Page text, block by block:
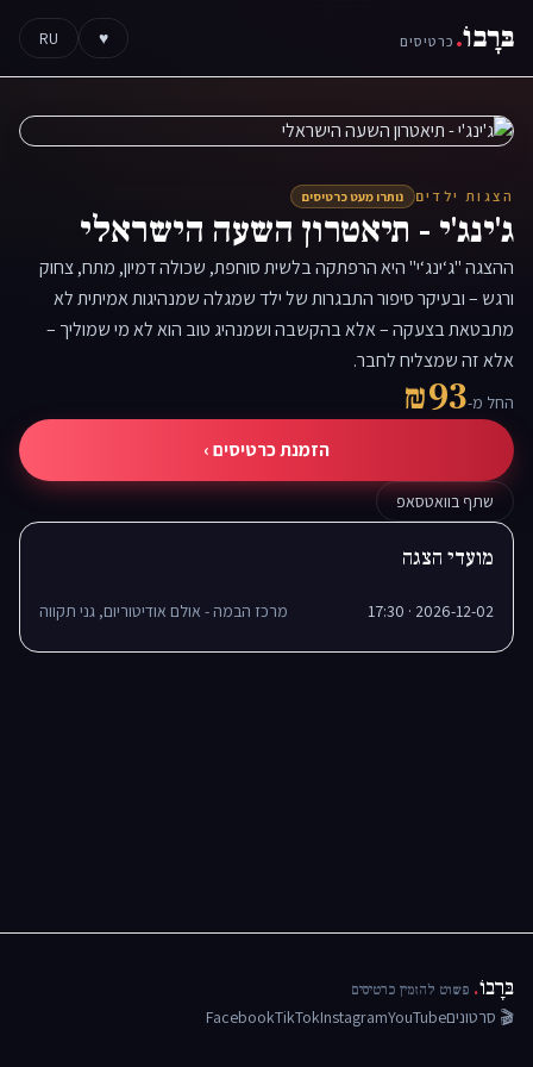
בּרָבוֹ. כרטיסים ♥
RU
הצגות ילדים נותרו מעט כרטיסים
ג'ינג'י - תיאטרון השעה הישראלי
ההצגה "ג‘ינג‘י" היא הרפתקה בלשית סוחפת, שכולה דמיון, מתח, צחוק
ורגש – ובעיקר סיפור התבגרות של ילד שמגלה שמנהיגות אמיתית לא
מתבטאת בצעקה – אלא בהקשבה ושמנהיג טוב הוא לא מי שמוליך –
אלא זה שמצליח לחבר.
החל מ-₪93
הזמנת כרטיסים ›
שתף בוואטסאפ
מועדי הצגה
2026-12-02 · 17:30 מרכז הבמה - אולם אודיטוריום, גני תקווה
בּרָבוֹ. פשוט להזמין כרטיסים
🎬 סרטוניםYouTube
Instagram
TikTok
Facebook